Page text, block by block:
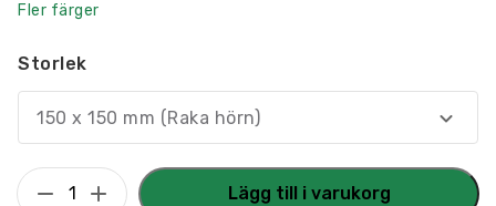
Fler färger
Storlek
150 x 150 mm (Raka hörn)
Taktilt
Lägg till i varukorg